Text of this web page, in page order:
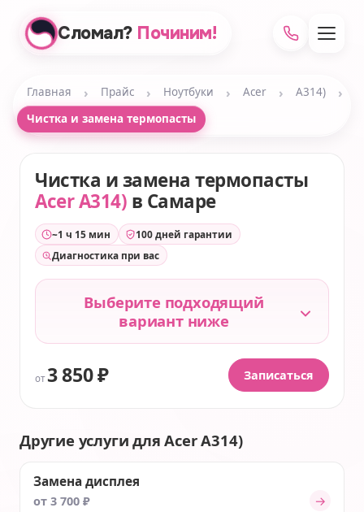
Сломал? Починим!
Главная › Прайс › Ноутбуки › Acer › A314) ›
Чистка и замена термопасты
Чистка и замена термопасты
Acer A314) в Самаре
~1 ч 15 мин
100 дней гарантии
Диагностика при вас
Выберите подходящий
вариант ниже
от 3 850 ₽ Записаться
Другие услуги для Acer A314)
Замена дисплея
от 3 700 ₽ →